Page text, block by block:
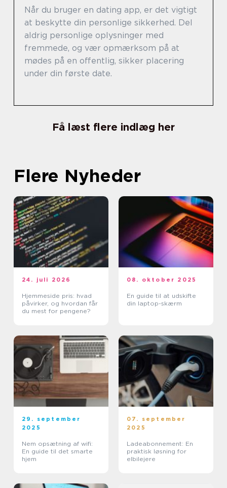
Når du bruger en dating app, er det vigtigt
at beskytte din personlige sikkerhed. Del
aldrig personlige oplysninger med
fremmede, og vær opmærksom på at
mødes på en offentlig, sikker placering
under din første date.
Få læst flere indlæg her
Flere Nyheder
24. juli 2026
Hjemmeside pris: hvad
påvirker, og hvordan får
du mest for pengene?
08. oktober 2025
En guide til at udskifte
din laptop-skærm
29. september
2025
Nem opsætning af wifi:
En guide til det smarte
hjem
07. september
2025
Ladeabonnement: En
praktisk løsning for
elbilejere